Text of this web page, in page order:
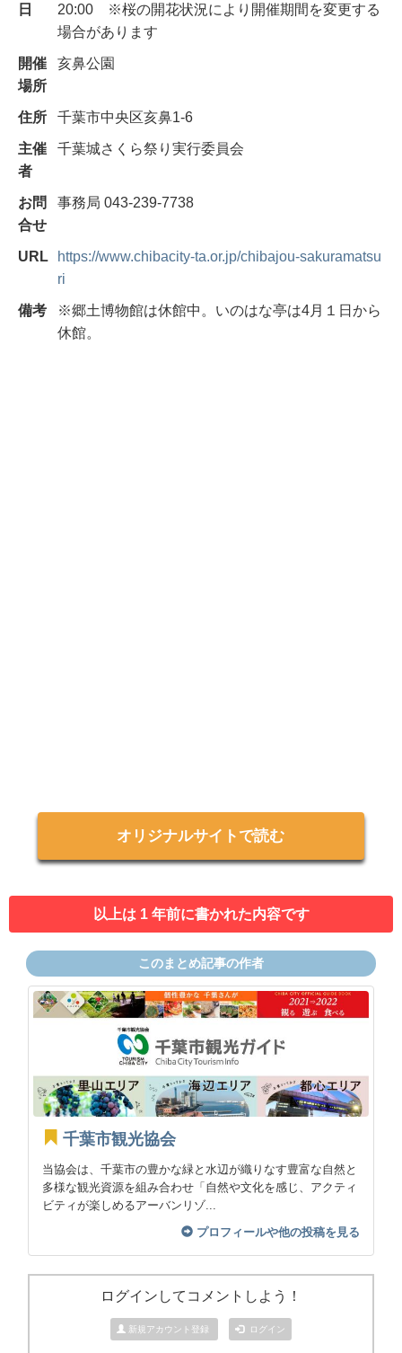
日
20:00 ※桜の開花状況により開催期間を変更する
場合があります
開催
場所
亥鼻公園
住所
千葉市中央区亥鼻1-6
主催
者
千葉城さくら祭り実行委員会
お問
合せ
事務局 043-239-7738
URL
https://www.chibacity-ta.or.jp/chibajou-sakuramatsu
ri
備考
※郷土博物館は休館中。いのはな亭は4月１日から
休館。
オリジナルサイトで読む
以上は 1 年前に書かれた内容です
このまとめ記事の作者
千葉市観光協会
当協会は、千葉市の豊かな緑と水辺が織りなす豊富な自然と
多様な観光資源を組み合わせ「自然や文化を感じ、アクティ
ビティが楽しめるアーバンリゾ...
プロフィールや他の投稿を見る
ログインしてコメントしよう！
新規アカウント登録 ログイン